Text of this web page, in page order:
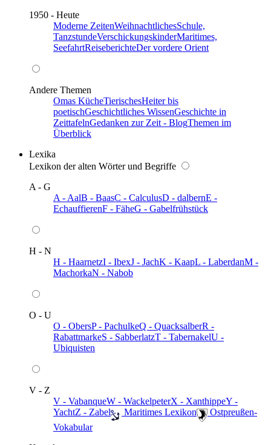
1950 - Heute
Moderne ZeitenWeihnachtlichesSchule,
TanzstundeVerschickungskinderMaritimes,
SeefahrtReiseberichteDer vordere Orient
Andere Themen
Omas KücheTierischesHeiter bis
poetischGeschichtliches WissenGeschichte in
ZeittafelnGedanken zur Zeit - BlogThemen im
Überblick
Lexika
Lexikon der alten Wörter und Begriffe
A - G
A - AalB - BaasC - CalculusD - dalbernE -
EchauffierenF - FäheG - Gabelfrühstück
H - N
H - HaarnetzI - IbexJ - JachK - KaapL - LaberdanM -
MachorkaN - Nabob
O - U
O - ObersP - PachulkeQ - QuacksalberR -
RabattmarkeS - SabberlatzT - TabernakelU -
Ubiquisten
V - Z
V - VabanqueW - WackelpeterX - XanthippeY -
YachtZ - Zabel ️ Maritimes Lexikon
️ Ostpreußen-
Vokabular